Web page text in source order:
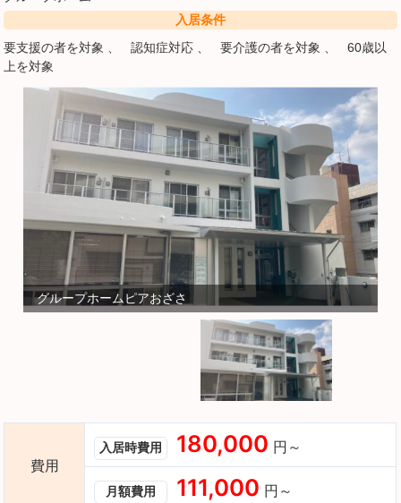
入居条件
要支援の者を対象
認知症対応 要介護の者を対象
60歳以
上を対象
グループホームピアおざさ
費用
入居時費用 180,000 円～
月額費用 111,000 円～